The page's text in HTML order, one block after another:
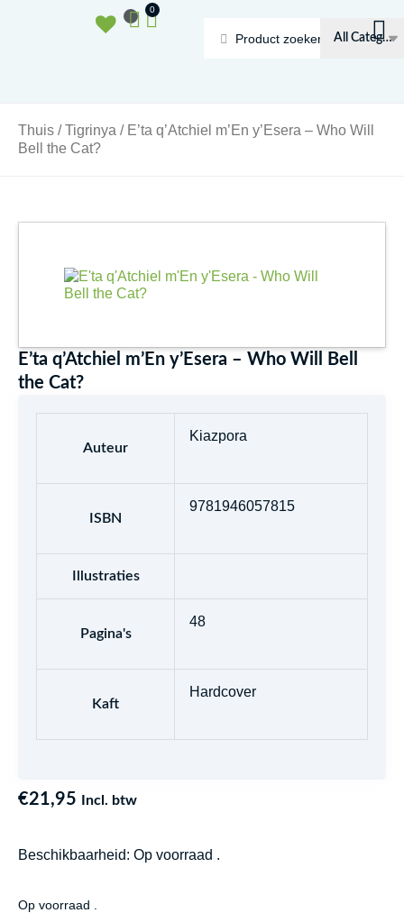
Search
0
Winkelwagen
Thuis /Tigrinya / E’ta q’Atchiel m’En y’Esera – Who Will
Bell the Cat?
E’ta q’Atchiel m’En y’Esera – Who Will Bell
the Cat?
Auteur
Kiazpora
ISBN
9781946057815
Illustraties
Pagina's
48
Kaft
Hardcover
€21,95 Incl. btw
Beschikbaarheid: Op voorraad .
Op voorraad .
E'ta